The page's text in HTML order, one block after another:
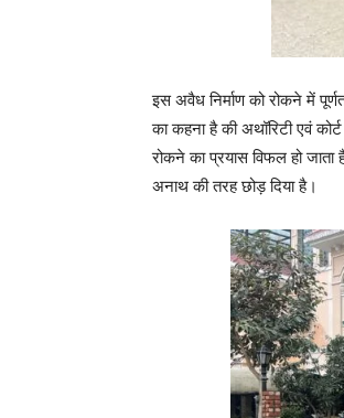
इस अवैध निर्माण को रोकने में
का कहना है की अथॉरिटी एवं
रोकने का प्रयास विफल हो जाता
अनाथ की तरह छोड़ दिया है।